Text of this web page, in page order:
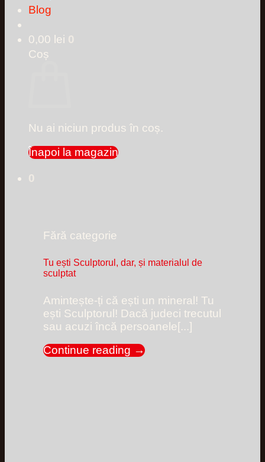
Blog
0,00 lei 0
Coș
Nu ai niciun produs în coș.
Înapoi la magazin
0
Fără categorie
Tu ești Sculptorul, dar, și materialul de
sculptat
Amintește-ți că ești un mineral! Tu
ești Sculptorul! Dacă judeci trecutul
sau acuzi încă persoanele[...]
Continue reading →